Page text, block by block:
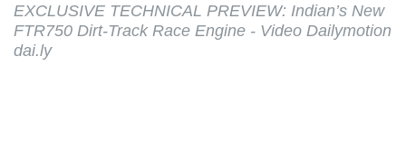
EXCLUSIVE TECHNICAL PREVIEW: Indian’s New
FTR750 Dirt-Track Race Engine - Video Dailymotion
dai.ly